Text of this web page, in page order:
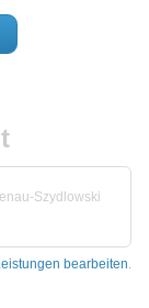
Szydlowski
bearbeiten.